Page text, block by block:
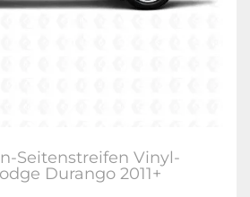
Seitenstreifen Vinyl-
Durango 2011+